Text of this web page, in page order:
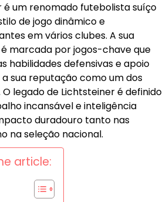
é um renomado futebolista suíço
de jogo dinâmico e
em vários clubes. A sua
marcada por jogos-chave que
habilidades defensivas e apoio
sua reputação como um dos
legado de Lichtsteiner é definido
incansável e inteligência
duradouro tanto nas
na seleção nacional.
article: